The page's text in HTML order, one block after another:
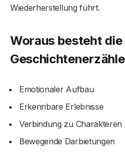
Wiederherstellung führt.
Woraus besteht
Emotionaler Aufbau
Erkennbare Erlebnisse
Verbindung zu Charakteren
Bewegende Darbietungen